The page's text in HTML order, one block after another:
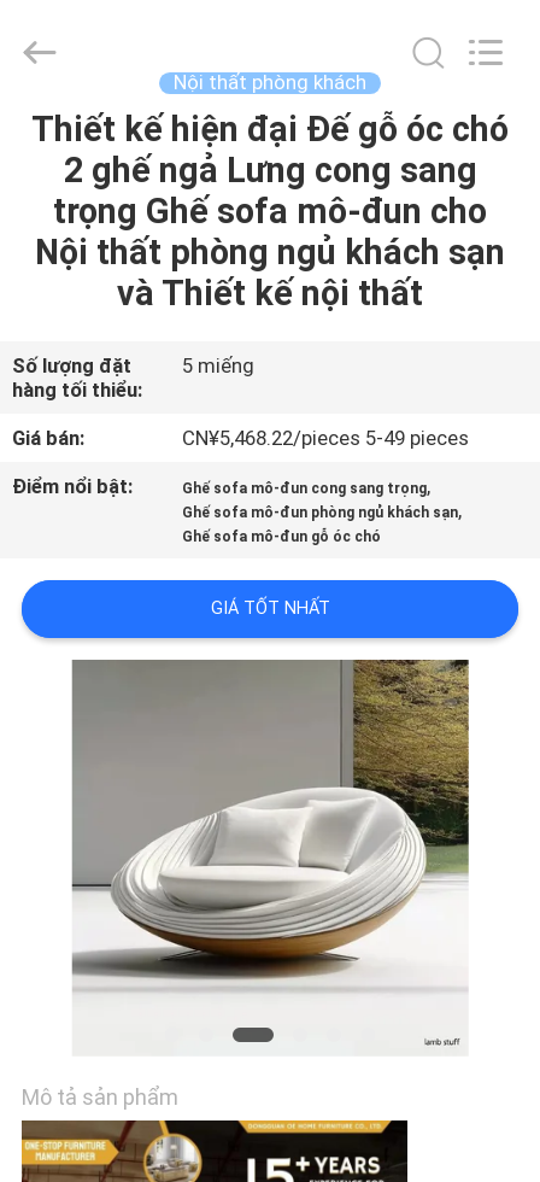
NHÀ
SẢN
PHẨM
HƯỚNG
DẪN
VR
CHÚNG
TÔI
CHÚNG
TIN
TỨC
HOME
Furniture
Reserved.
Nội thất phòng khách
Thiết kế hiện đại Đế gỗ óc chó
2 ghế ngả Lưng cong sang
trọng Ghế sofa mô-đun cho
Nội thất phòng ngủ khách sạn
và Thiết kế nội thất
Số lượng đặt
hàng tối thiểu:
5 miếng
Giá bán:
CN¥5,468.22/pieces 5-49 pieces
Điểm nổi bật:
Ghế sofa mô-đun cong sang trọng,
Ghế sofa mô-đun phòng ngủ khách sạn,
Ghế sofa mô-đun gỗ óc chó
GIÁ TỐT NHẤT
Mô tả sản phẩm